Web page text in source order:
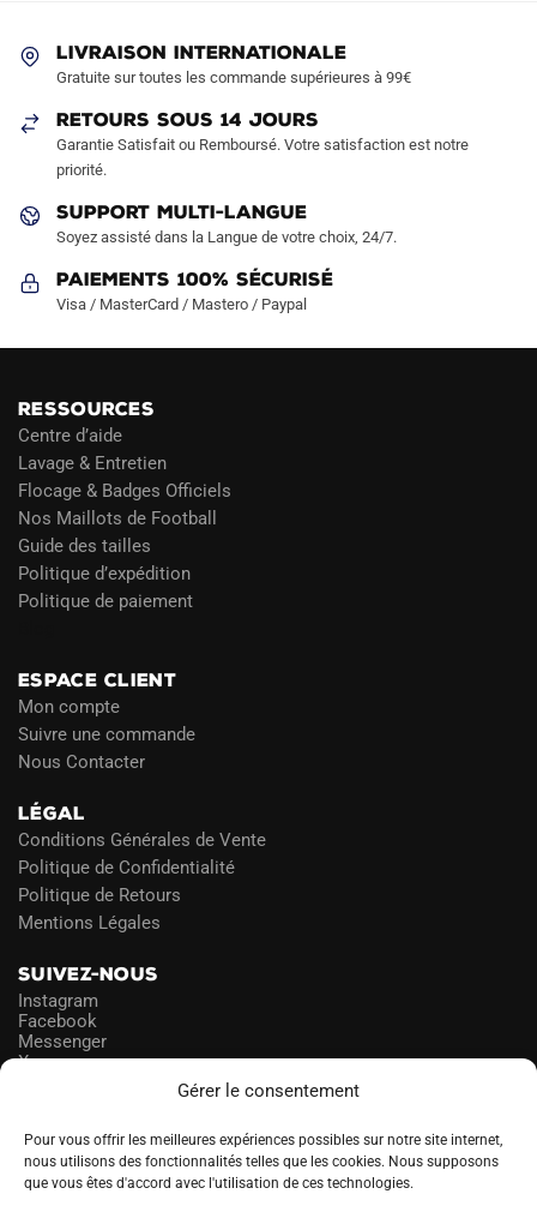
Gérer le consentement
Pour vous offrir les meilleures expériences possibles sur notre site internet,
nous utilisons des fonctionnalités telles que les cookies. Nous supposons
que vous êtes d'accord avec l'utilisation de ces technologies.
être
choisies
sur
la
produit
LIVRAISON INTERNATIONALE
Gratuite sur toutes les commande supérieures à 99€
RETOURS SOUS 14 JOURS
Garantie Satisfait ou Remboursé. Votre satisfaction est notre
priorité.
SUPPORT MULTI-LANGUE
Soyez assisté dans la Langue de votre choix, 24/7.
Paiements 100% Sécurisé
Visa / MasterCard / Mastero / Paypal
RESSOURCES
Centre d’aide
Lavage & Entretien
Flocage & Badges Officiels
Nos Maillots de Football
Guide des tailles
Politique d’expédition
Politique de paiement
ESPACE CLIENT
Mon compte
Suivre une commande
Nous Contacter
LÉGAL
Conditions Générales de Vente
Politique de Confidentialité
Politique de Retours
Mentions Légales
SUIVEZ-NOUS
Instagram
Facebook
Messenger
X